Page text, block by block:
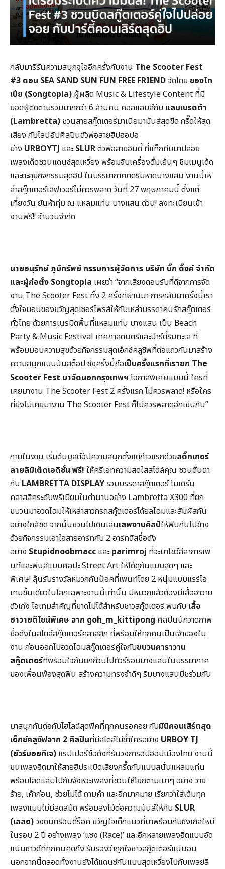
กลับมารีรันความสนุกจุใจอีกครั้งกับงาน The Scooter Fest
#3 ตอน SEA SAND SUN FUN FREE FRIENDจัดโดยซองโท
เปีย (Songtopia) ผู้ผลิต Music & Lifestyle Content ที่มี
ยอดผู้ติดตามรวมมากกว่า 6 ล้านคน คอลแลบส์กับ แลมเบรตต้า
(Lambretta) ชวนสายสกู๊ตเตอร์มาเนียมามันส์สุดขีด กรี๊ดให้สุด
เสียง กับไลน์อัปศิลปินตัวพ่อสายฮิปฮอปอ
ย่าง URBOYTJ และSLURตัวพ่อสายอินดี้ ที่แท็กทีมมาปล่อย
เพลงเด็ดชวนแดนซ์สุดเหวี่ยง พร้อมจิบเครื่องดื่มเย็นๆ ชิมเมนูเด็ด
และตะลุยกิจกรรมสุดฮิป ในบรรยากาศติดริมหาดบางแสน งานนี้เห
ล่าสกู๊ตเตอร์เลิฟเวอร์ไม่ควรพลาด วันที่ 27 พฤษภาคมนี้ ตั้งแต่
เที่ยงวัน ยันห้าทุ่ม ณ แหลมแท่น บางแสน ด่วน! ลงทะเบียนเข้า
งานฟรี!! จำนวนจำกัด
นายอนุรักษ์ ภูมิทรัพย์ กรรมการผู้จัดการ บริษัท บิ๊ก ติ๊งค์ จำกัด
และผู้ก่อตั้ง Songtopia เผยว่า “จากเสียงตอบรับที่ดีจากการจัด
งาน The Scooter Fest ทั้ง 2 ครั้งที่ผ่านมา การกลับมาครั้งนี้เรา
ตั้งใจมอบของขวัญสุดเซอร์ไพรส์ให้กับเหล่าบรรดาคนรักสกู๊ตเตอร์
ทั่วไทย ด้วยการเนรมิตพื้นที่แหลมแท่น บางแสน เป็น Beach
Party & Music Festival เทศกาลดนตรีและปาร์ตี้ริมทะเล ที่
พร้อมมอบความสุขด้วยกิจกรรมสุดเอ็กซ์คลูซีฟที่ต่อแถวกันมาสร้าง
ความสนุกแบบนันสต็อป ซึ่งครั้งนี้ถือเป็นครั้งแรกที่เรายก The
Scooter Fest มาจัดนอกกรุงเทพฯ โอกาสพิเศษแบบนี้ ใครที่
เคยมางาน The Scooter Fest 2 ครั้งแรก ไม่ควรพลาด! หรือใคร
ที่ยังไม่เคยมางาน The Scooter Fest ก็ไม่ควรพลาดอีกเช่นกัน”
ภายในงาน เริ่มต้นบูสต์อัปความสนุกตั้งแต่ก้าวแรกด้วยสติ๊กเกอร์
ลายลิมิเต็ดเอดิชั่น ฟรี! ให้ครีเอทความสดใสสไตล์คุณ ชวนตื่นตา
กับ LAMBRETTA DISPLAYรวมบรรดาสกู๊ตเตอร์ โมเดิร์น
คลาสสิคระดับพรีเมียมในตำนานอย่าง Lambretta X300 ที่ยก
ขบวนมาอวดโฉมให้เหล่าสาวกรถสกู๊ตเตอร์ได้ยลโฉมและสัมผัสกัน
อย่างใกล้ชิด จากนั้นชวนไปเดินเล่นเสพงานศิลป์ให้ฟินกันไปข้าง
ด้วยกิจกรรมเอาใจสายอาร์ทกับ 2 อาร์ทติสชื่อดัง
อย่าง Stupidnoobmacc และparimroj ที่จะมาโชว์ลีลาการเพ
นท์และพ่นสีแบบศิลปะ Street Art ให้ได้ดูกันแบบสดๆ และ
พิเศษ! ลุ้นรับรางวัลหมวกกันน็อคที่เพนท์โดย 2 หนุ่มแบบแรร์ไอ
เทมชิ้นเดียวในโลกเฉพาะงานนี้เท่านั้น มีหมวกแล้วต้องมีเสื้อฮาวาย
ตัวเก่ง ไอเทมสำคัญที่ขาดไม่ได้สำหรับชาวสกู๊ตเตอร์ พบกับ เสื้อ
ฮาวายดีไซน์พิเศษ จาก goh_m_kittipong ศิลปินนักวาดภาพ
ชื่อดังในสไตล์สกู๊ตเตอร์คลาสสิก ที่พร้อมให้ทุกคนเป็นเจ้าของใน
งาน ก่อนออกไปอวดโฉมสกู๊ตเตอร์คู่ใจกับขบวนคาราวาน
สกู๊ตเตอร์ที่พร้อมใจกันยกก๊วนไปทัวร์รอบบางแสนในบรรยากาศ
ของเพื่อนพ้องสุดฟิน สร้างความทรงจำดีๆ ริมบางแสนบีชร่วมกัน
มาสนุกกันต่อกับไฮไลต์สุดพีคที่ทุกคนรอคอย กับมินิคอนเสิร์ตสุด
เอ็กซ์คลูซีฟจาก 2 ศิลปินที่มีสไตล์ไม่ซ้ำใครอย่าง URBOY TJ
(ยัวร์บอยทีเจ) แรปเปอร์ชื่อดังที่รันวงการฮิปฮอปเมืองไทย งานนี้
ขนเพลงฮิตมาให้สายฮิประเบิดเสียงกรี๊ดกันแบบสนั่นแหลมแท่น
พร้อมโลดแล่นไปกับจังหวะเพลงที่ชวนให้โยกตามเบาๆ อย่าง วาย
ร้าย, เค้าก่อน, ช่วยไม่ได้ ถามคำ และอีกมากมาย เรียกว่าใส่เต็มทุก
เพลงแบบไม่มีลดสปีด พร้อมส่งไม้ต่อความมันส์ให้กับ SLUR
(เสลอ)วงดนตรีอินดี้ร็อค ขวัญใจเด็กแนวที่มาพร้อมกับซิงเกิลใหม่
ในรอบ 2 ปี อย่างเพลง ‘แซง (Race)’ และอีกหลายเพลงฮิตแบบอัด
แน่นซาวด์ที่ทุกคนคิดถึง รับรองว่าถูกใจชาวสกู๊ตเตอร์แน่นอน
นอกจากนี้ตลอดทั้งงานยังได้แดนซ์กันแบบสุดเหวี่ยงไปกับเพลย์ลิ